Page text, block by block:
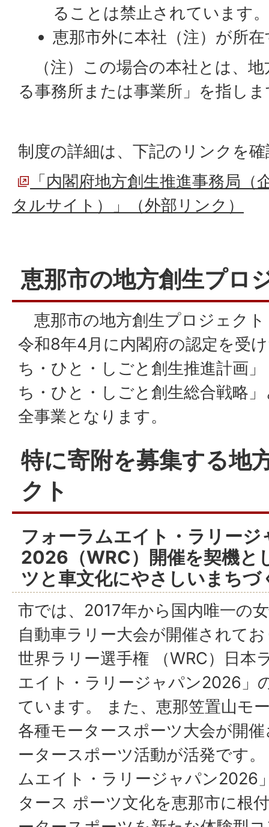
ることは禁止されています
恵那市外に本社（注）が所
（注）この場合の本社とは、
る事務所または事業所」を指し
制度の詳細は、下記のリンクを
「内閣府地方創生推進事務局
タルサイト）」（外部リンク）
恵那市の地方創生プロ
恵那市の地方創生プロジェクト
令和8年4月に内閣府の認定を受
ち・ひと・しごと創生推進計画
ち・ひと・しごと創生総合戦略
全事業となります。
特に寄附を募集する地
クト
フォーラムエイト・ラリージ
2026（WRC）開催を契機と
ツと車文化にやさしいまちづ
市では、2017年から国内唯⼀の
⾃動⾞ラリー⼤会が開催されて
世界ラリー選⼿権 （WRC）⽇本
エイト・ラリージャパン2026」
ています。 また、恵那笠置⼭モ
各種モータースポーツ⼤会が開
ータースポーツ活動が活発です
ムエイト・ラリージャパン2026
タース ポーツ⽂化を恵那市に根